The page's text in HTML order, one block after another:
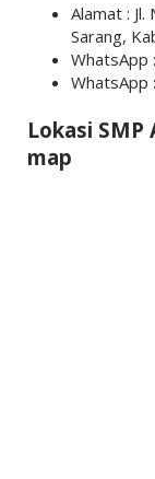
Alamat :
Sarang,
WhatsApp :
WhatsApp :
Lokasi
map